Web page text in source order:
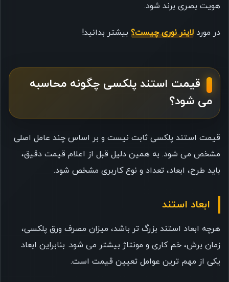
هویت بصری برند شود.
در مورد لاینر نوری چیست؟ بیشتر بدانید!
قیمت استند پلکسی چگونه محاسبه
می شود؟
قیمت استند پلکسی ثابت نیست و بر اساس چند عامل اصلی
مشخص می شود. به همین دلیل قبل از اعلام قیمت دقیق،
باید طرح، ابعاد، تعداد و نوع کاربری مشخص شود.
ابعاد استند
هرچه ابعاد استند بزرگ تر باشد، میزان مصرف ورق پلکسی،
زمان برش، خم کاری و مونتاژ بیشتر می شود. بنابراین ابعاد
یکی از مهم ترین عوامل تعیین قیمت است.